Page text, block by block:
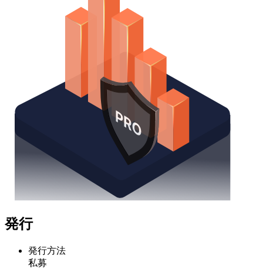
発行
発行方法
私募